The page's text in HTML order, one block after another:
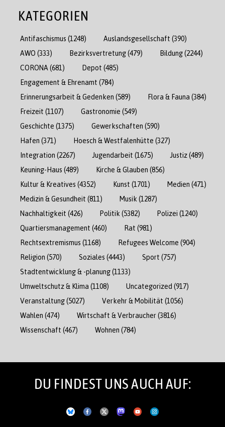
KATEGORIEN
Antifaschismus (1248) Auslandsgesellschaft (390)
AWO (333) Bezirksvertretung(479) Bildung(2244)
CORONA (681) Depot (485)
Engagement & Ehrenamt (784)
Erinnerungsarbeit & Gedenken (589) Flora & Fauna (384)
Freizeit (1107) Gastronomie (549)
Geschichte (1375) Gewerkschaften (590)
Hafen (371) Hoesch & Westfalenhütte (327)
Integration (2267) Jugendarbeit (1675) Justiz(489)
Keuning-Haus (489) Kirche & Glauben (856)
Kultur & Kreatives (4352) Kunst (1701) Medien (471)
Medizin & Gesundheit (811) Musik (1287)
Nachhaltigkeit (426) Politik (5382) Polizei (1240)
Quartiersmanagement (460) Rat (981)
Rechtsextremismus (1168) Refugees Welcome (904)
Religion (570) Soziales (4443) Sport (757)
Stadtentwicklung & -planung(1133)
Umweltschutz & Klima (1108) Uncategorized (917)
Veranstaltung(5027) Verkehr & Mobilität (1056)
Wahlen (474) Wirtschaft & Verbraucher(3816)
Wissenschaft (467) Wohnen (784)
DU FINDEST UNS AUCH AUF: